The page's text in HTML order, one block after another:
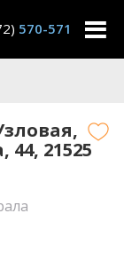
570-571
21525